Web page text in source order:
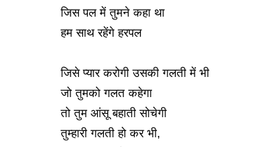
जिस पल में तुमने कहा था
हम साथ रहेंगे हरपल
जिसे प्यार करोगी उसकी गलती में भी
जो तुमको गलत कहेगा
तो तुम आंसू बहाती सोचेगी
तुम्हारी गलती हो कर भी,